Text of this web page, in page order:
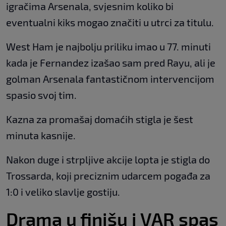
igračima Arsenala, svjesnim koliko bi
eventualni kiks mogao značiti u utrci za titulu.
West Ham je najbolju priliku imao u 77. minuti
kada je Fernandez izašao sam pred Rayu, ali je
golman Arsenala fantastičnom intervencijom
spasio svoj tim.
Kazna za promašaj domaćih stigla je šest
minuta kasnije.
Nakon duge i strpljive akcije lopta je stigla do
Trossarda, koji preciznim udarcem pogađa za
1:0 i veliko slavlje gostiju.
Drama u finišu i VAR spas